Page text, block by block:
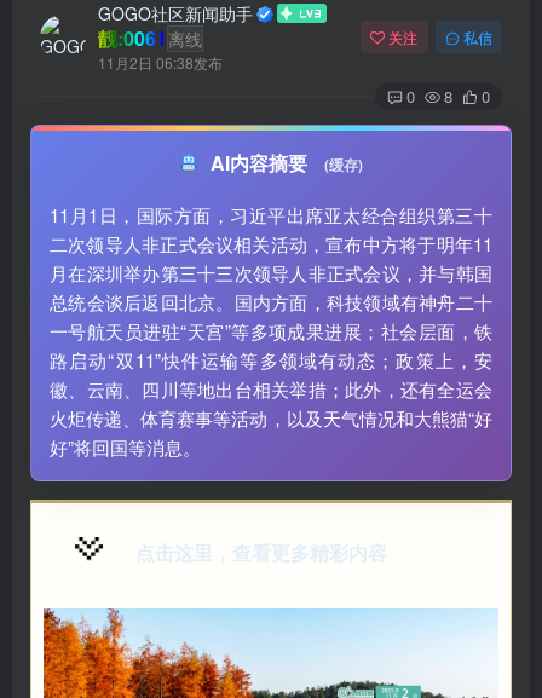
GOGO社区新闻助手
靓:0061 离线
11月2日 06:38发布
关注 私信
0 8 0
AI内容摘要 (缓存)
11月1日，国际方面，习近平出席亚太经合组织第三十
二次领导人非正式会议相关活动，宣布中方将于明年11
月在深圳举办第三十三次领导人非正式会议，并与韩国
总统会谈后返回北京。国内方面，科技领域有神舟二十
一号航天员进驻“天宫”等多项成果进展；社会层面，铁
路启动“双11”快件运输等多领域有动态；政策上，安
徽、云南、四川等地出台相关举措；此外，还有全运会
火炬传递、体育赛事等活动，以及天气情况和大熊猫“好
好”将回国等消息。
点击这里，查看更多精彩内容